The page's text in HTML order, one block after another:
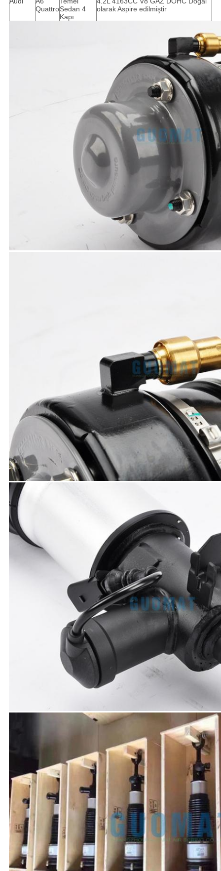
QuattroSedan 4
Kapı
olarak Aspire edilmiştir